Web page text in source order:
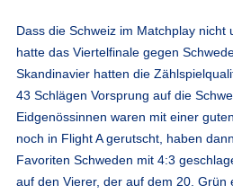
Dass die Schweiz im Matchplay nicht
hatte das Viertelfinale gegen
Skandinavier hatten die
43 Schlägen Vorsprung auf die
Eidgenössinnen waren mit einer
noch in Flight A gerutscht, haben
Favoriten Schweden mit 4:3
auf den Vierer, der auf dem 20. Grün